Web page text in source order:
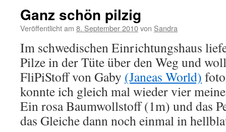
Ganz schön pilzig
Veröffentlicht am 8. September 2010von Sandra
Im schwedischen Einrichtungshaus
Pilze in der Tüte über den Weg und
FliPiStoff von Gaby (Janeas World)
konnte ich gleich mal wieder vier
Ein rosa Baumwollstoff (1m) und das
das Gleiche dann noch einmal in